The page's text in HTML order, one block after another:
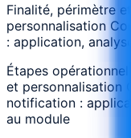
Finalité, périmètre
personnalisation
: application,
Étapes
et personnalisation
notification :
au module